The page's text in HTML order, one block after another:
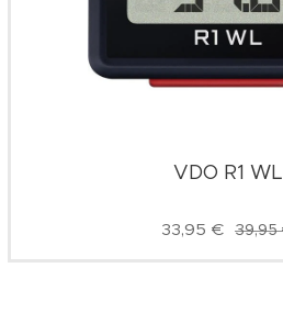
VDO R1 WL
33,95 € 39,95